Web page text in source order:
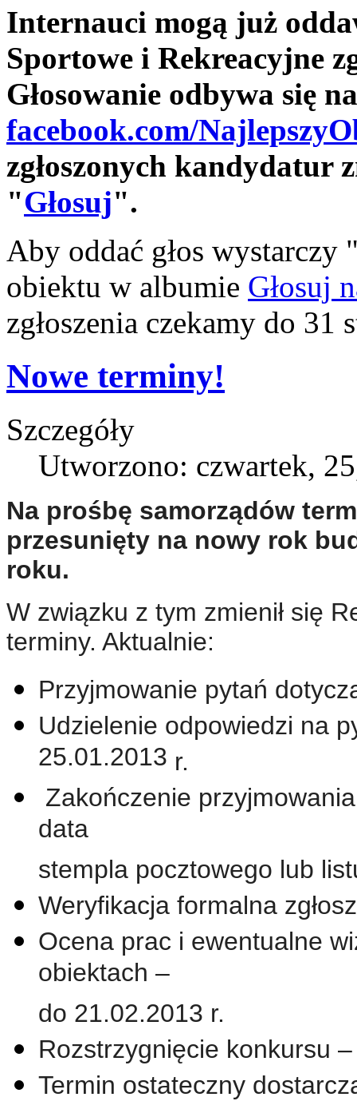
Internauci mogą już
Sportowe i Rekreacyjne
Głosowanie odbywa się
facebook.com/
zgłoszonych kandydatur
"Głosuj".
Aby oddać głos
obiektu w albumie Głosuj
zgłoszenia czekamy do 31
Nowe terminy!
Szczegóły
Utworzono: czwartek,
Na prośbę samorządów
przesunięty na nowy rok
roku.
W związku z tym zmienił się
terminy. Aktualnie:
Przyjmowanie pytań
Udzielenie odpowiedzi na
25.01.2013 r.
Zakończenie
data
stempla pocztowego lub
Weryfikacja formalna
Ocena prac i ewentualne
obiektach –
do 21.02.2013 r.
Rozstrzygnięcie konkursu
Termin ostateczny